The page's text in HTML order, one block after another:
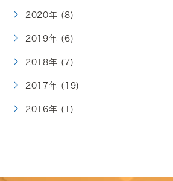
2020年 (8)
2019年 (6)
2018年 (7)
2017年 (19)
2016年 (1)